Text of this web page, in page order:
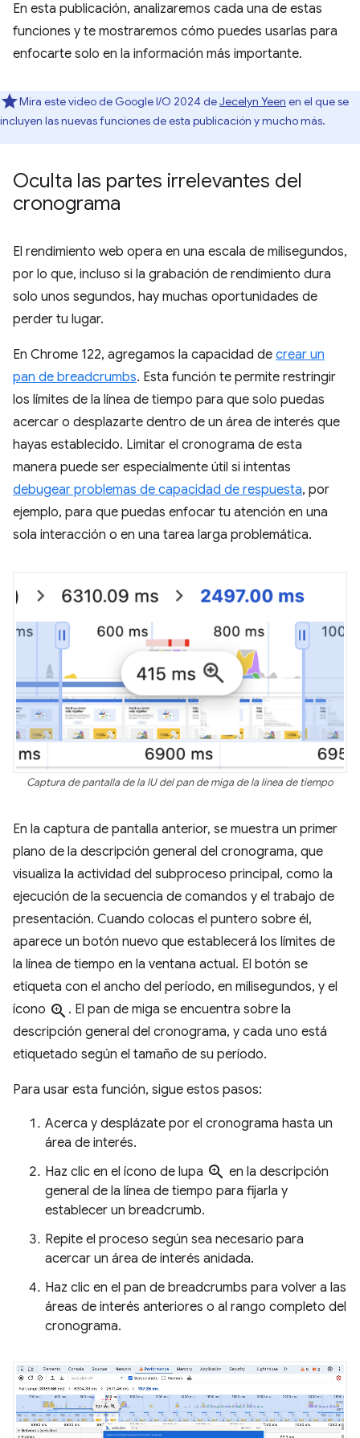
En esta publicación, analizaremos cada una de estas
funciones y te mostraremos cómo puedes usarlas para
enfocarte solo en la información más importante.
Mira este video de Google I/O 2024 deJecelyn Yeen en el que se
incluyen las nuevas funciones de esta publicación y mucho más.
Oculta las partes irrelevantes del
cronograma
El rendimiento web opera en una escala de milisegundos,
por lo que, incluso si la grabación de rendimiento dura
solo unos segundos, hay muchas oportunidades de
perder tu lugar.
En Chrome 122, agregamos la capacidad de crear un
pan de breadcrumbs. Esta función te permite restringir
los límites de la línea de tiempo para que solo puedas
acercar o desplazarte dentro de un área de interés que
hayas establecido. Limitar el cronograma de esta
manera puede ser especialmente útil si intentas
debugear problemas de capacidad de respuesta, por
ejemplo, para que puedas enfocar tu atención en una
sola interacción o en una tarea larga problemática.
Captura de pantalla de la IU del pan de miga de la línea de tiempo
En la captura de pantalla anterior, se muestra un primer
plano de la descripción general del cronograma, que
visualiza la actividad del subproceso principal, como la
ejecución de la secuencia de comandos y el trabajo de
presentación. Cuando colocas el puntero sobre él,
aparece un botón nuevo que establecerá los límites de
la línea de tiempo en la ventana actual. El botón se
etiqueta con el ancho del período, en milisegundos, y el
ícono zoom_in . El pan de miga se encuentra sobre la
descripción general del cronograma, y cada uno está
etiquetado según el tamaño de su período.
Para usar esta función, sigue estos pasos:
Acerca y desplázate por el cronograma hasta un
área de interés.
Haz clic en el ícono de lupa zoom_in en la descripción
general de la línea de tiempo para fijarla y
establecer un breadcrumb.
Repite el proceso según sea necesario para
acercar un área de interés anidada.
Haz clic en el pan de breadcrumbs para volver a las
áreas de interés anteriores o al rango completo del
cronograma.